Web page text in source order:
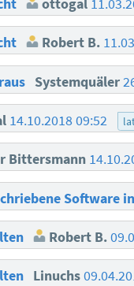
ottogal
Robert B.
Systemquäler
14.10.2018 09:52
Bittersmann
Software
Robert B.
Linuchs